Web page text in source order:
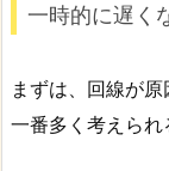
一時的に遅
まずは、回線が
一番多く考えられ